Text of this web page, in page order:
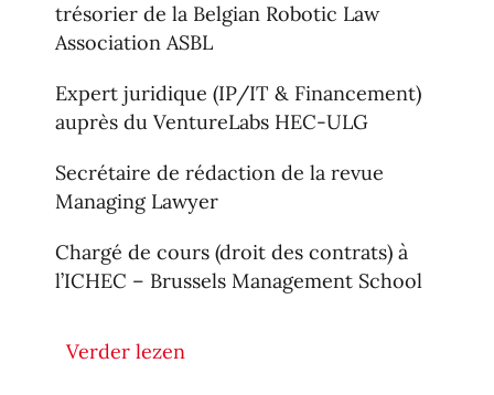
trésorier de la Belgian Robotic Law
Association ASBL
Expert juridique (IP/IT & Financement)
auprès du VentureLabs HEC-ULG
Secrétaire de rédaction de la revue
Managing Lawyer
Chargé de cours (droit des contrats) à
l’ICHEC – Brussels Management School
données KLUWER IP LAW (Droit d’auteur)
Verder lezen